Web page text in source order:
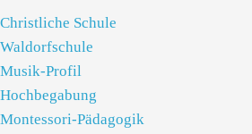
Christliche Schule
Waldorfschule
Musik-Profil
Hochbegabung
Montessori-Pädagogik